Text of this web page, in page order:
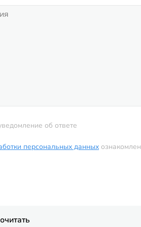
об ответе
персональных данных ознакомлен